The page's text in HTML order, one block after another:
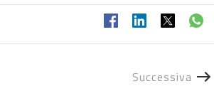
Successiva